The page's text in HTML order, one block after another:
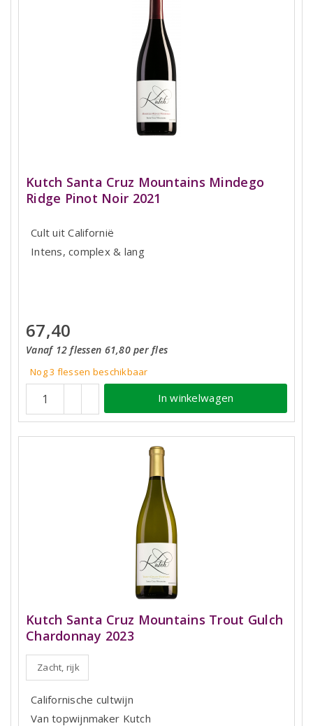
Kutch Santa Cruz Mountains Mindego
Ridge Pinot Noir 2021
Cult uit Californië
Intens, complex & lang
67,40
Vanaf 12 flessen 61,80 per fles
Nog 3 flessen beschikbaar
In winkelwagen
Kutch Santa Cruz Mountains Trout Gulch
Chardonnay 2023
Zacht, rijk
Californische cultwijn
Van topwijnmaker Kutch